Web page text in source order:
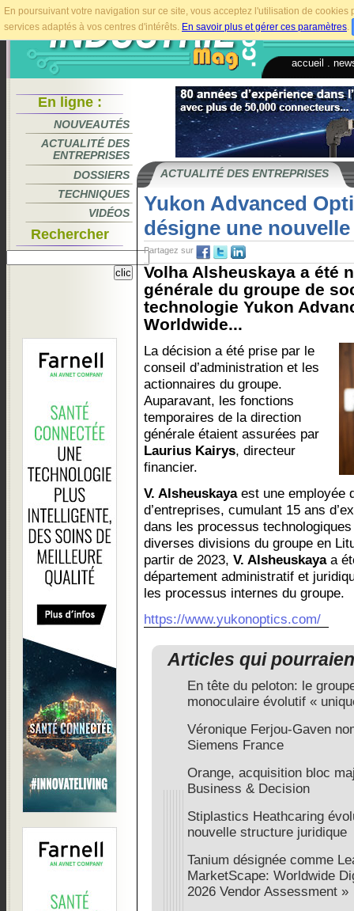
En poursuivant votre navigation sur ce site, vous acceptez l'utilisation de
services adaptés à vos centres d'intérêts. En savoir plus et gérer ces paramètres.
accueil
En ligne :
NOUVEAUTÉS
ACTUALITÉ DES
ENTREPRISES
DOSSIERS
TECHNIQUES
VIDÉOS
Rechercher
ACTUALITÉ DES ENTREPRISES
Yukon Advanced
désigne une
Partagez sur
Volha Alsheuskaya a été
générale du groupe de
technologie Yukon
Worldwide...
La décision a été prise par le
conseil d’administration et les
actionnaires du groupe.
Auparavant, les fonctions
temporaires de la direction
générale étaient assurées par
Laurius Kairys, directeur
financier.
V. Alsheuskayaest une employée
d’entreprises, cumulant 15 ans
dans les processus
diverses divisions du groupe en
partir de 2023, V. Alsheuskayaa
département administratif et
les processus internes du groupe.
https://www.yukonoptics.com/
Articles qui
En tête du peloton: le
monoculaire évolutif «
Véronique Ferjou-Gaven
Siemens France
Orange, acquisition bloc
Business & Decision
Stiplastics Heathcaring
nouvelle structure juridique
Tanium désignée comme
MarketScape: Worldwide
2026 Vendor Assessment »